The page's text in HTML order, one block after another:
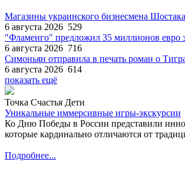
Магазины украинского бизнесмена
6 августа 2026 529
"Фламенго" предложил 35 миллионов
6 августа 2026 716
Симоньян отправила в печать роман о
6 августа 2026 614
показать ещё
Точка Счастья Дети
Уникальные иммерсивные игры-экскурсии
Ко Дню Победы в России представили
которые кардинально отличаются от
Подробнее...